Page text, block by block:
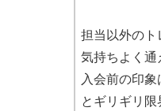
担当以外のト
気持ちよく通
入会前の印
とギリギリ